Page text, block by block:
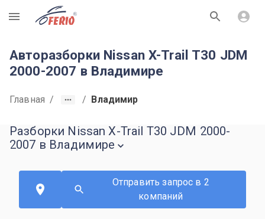
R
Авторазборки Nissan X-Trail T30 JDM
2000-2007 в Владимире
Главная / / Владимир
Разборки Nissan X-Trail T30 JDM 2000-
2007 в Владимире
Отправить запрос в 2
компаний